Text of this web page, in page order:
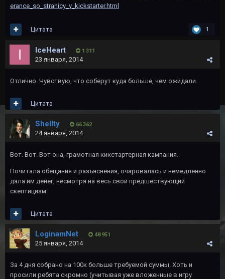
erance_so_stranicy_v_kickstarter.html
1
Цитата
IceHeart 1 311
23 января, 2014
Отлично. Чувствую, что соберут куда больше, чем ожидали.
Цитата
Shellty 66 362
24 января, 2014
Вот. Вот. Вот она, грамотная кикстартерная кампания.
Почитала обещания и разъяснения, очаровалась и немедленно
дала им денег, несмотря на весь свой предшествующий
скептицизм.
Цитата
LoginamNet 48 951
25 января, 2014
За 4 дня собрано на 100к больше требуемой суммы. Хоть и
просили ребята скромно (учитывая уже вложенные в игру